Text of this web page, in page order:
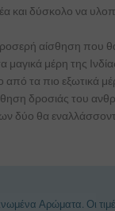
και δύσκολο να
αίσθηση που
μαγικά μέρη της
από τα πιο
δροσιάς του
δύο θα
Αρώματα. Οι